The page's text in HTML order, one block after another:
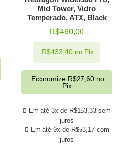
Mid Tower, Vidro
Temperado, ATX, Black
R$460,00
Em até 3x de R$153,33 sem
juros
Em até 9x de R$53,17com
juros
R$432,40 no Pix
Economize R$27,60 no
Pix